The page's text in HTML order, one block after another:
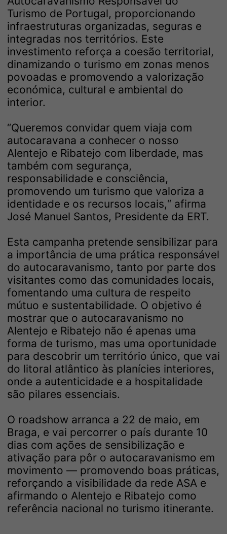
Turismo de Portugal, proporcionando
infraestruturas organizadas, seguras e
integradas nos territórios. Este
investimento reforça a coesão territorial,
dinamizando o turismo em zonas menos
povoadas e promovendo a valorização
económica, cultural e ambiental do
interior.
“Queremos convidar quem viaja com
autocaravana a conhecer o nosso
Alentejo e Ribatejo com liberdade, mas
também com segurança,
responsabilidade e consciência,
promovendo um turismo que valoriza a
identidade e os recursos locais,“ afirma
José Manuel Santos, Presidente da ERT.
Esta campanha pretende sensibilizar para
a importância de uma prática responsável
do autocaravanismo, tanto por parte dos
visitantes como das comunidades locais,
fomentando uma cultura de respeito
mútuo e sustentabilidade. O objetivo é
mostrar que o autocaravanismo no
Alentejo e Ribatejo não é apenas uma
forma de turismo, mas uma oportunidade
para descobrir um território único, que vai
do litoral atlântico às planícies interiores,
onde a autenticidade e a hospitalidade
são pilares essenciais.
O roadshow arranca a 22 de maio, em
Braga, e vai percorrer o país durante 10
dias com ações de sensibilização e
ativação para pôr o autocaravanismo em
movimento — promovendo boas práticas,
reforçando a visibilidade da rede ASA e
afirmando o Alentejo e Ribatejo como
referência nacional no turismo itinerante.